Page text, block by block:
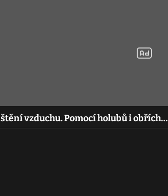
vzduchu. Pomocí holubů i obřích…